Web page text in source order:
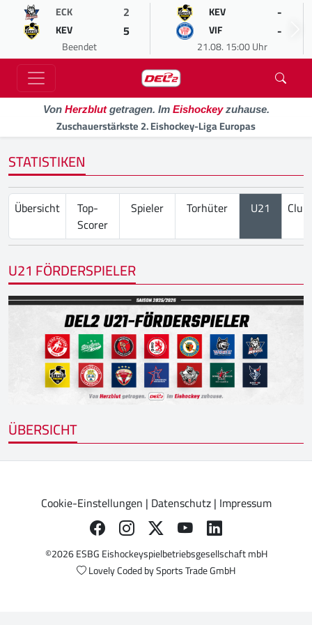
ECK 2
KEV 5
Beendet
KEV -
VIF -
21.08. 15:00 Uhr
Von Herzblutgetragen. Im Eishockeyzuhause.
Zuschauerstärkste 2. Eishockey-Liga Europas
STATISTIKEN
Übersicht
Top-
Scorer
Spieler Torhüter U21
U21 FÖRDERSPIELER
ÜBERSICHT
Cookie-Einstellungen | Datenschutz| Impressum
©2026 ESBG Eishockeyspielbetriebsgesellschaft mbH
Lovely Coded bySports Trade GmbH